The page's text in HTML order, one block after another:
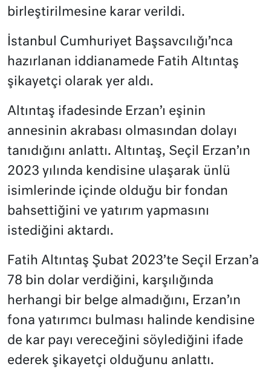
birleştirilmesine karar verildi.
İstanbul Cumhuriyet Başsavcılığı’nca
hazırlanan iddianamede Fatih Altıntaş
şikayetçi olarak yer aldı.
Altıntaş ifadesinde Erzan’ı eşinin
annesinin akrabası olmasından dolayı
tanıdığını anlattı. Altıntaş, Seçil Erzan’ın
2023 yılında kendisine ulaşarak ünlü
isimlerinde içinde olduğu bir fondan
bahsettiğini ve yatırım yapmasını
istediğini aktardı.
Fatih Altıntaş Şubat 2023’te Seçil Erzan’a
78 bin dolar verdiğini, karşılığında
herhangi bir belge almadığını, Erzan’ın
fona yatırımcı bulması halinde kendisine
de kar payı vereceğini söylediğini ifade
ederek şikayetçi olduğunu anlattı.